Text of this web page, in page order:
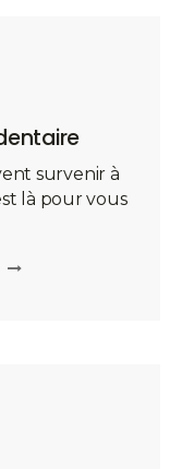
survenir à
là pour vous